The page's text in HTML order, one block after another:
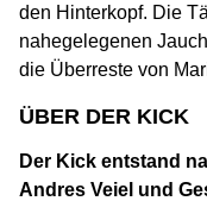
den Hinterkopf. Die
nahegelegenen
die Überreste von
ÜBER DER KICK
Der Kick entstand
Andres Veiel und